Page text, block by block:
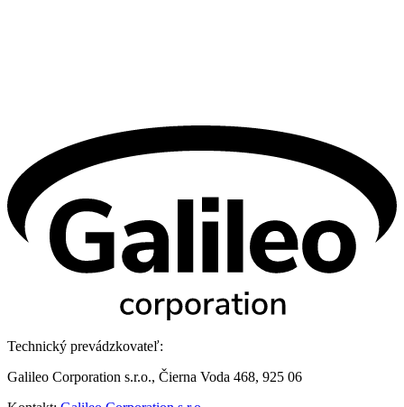
Technický prevádzkovateľ:
Galileo Corporation s.r.o., Čierna Voda 468, 925 06